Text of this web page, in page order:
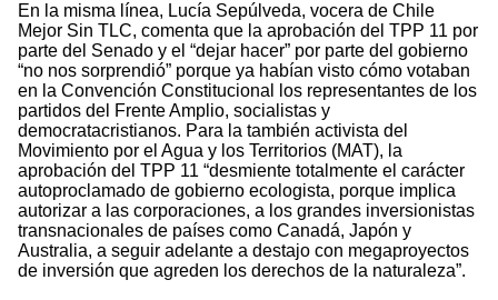
En la misma línea, Lucía Sepúlveda, vocera de Chile
Mejor Sin TLC, comenta que la aprobación del TPP 11 por
parte del Senado y el “dejar hacer” por parte del gobierno
“no nos sorprendió” porque ya habían visto cómo votaban
en la Convención Constitucional los representantes de los
partidos del Frente Amplio, socialistas y
democratacristianos. Para la también activista del
Movimiento por el Agua y los Territorios (MAT), la
aprobación del TPP 11 “desmiente totalmente el carácter
autoproclamado de gobierno ecologista, porque implica
autorizar a las corporaciones, a los grandes inversionistas
transnacionales de países como Canadá, Japón y
Australia, a seguir adelante a destajo con megaproyectos
de inversión que agreden los derechos de la naturaleza”.